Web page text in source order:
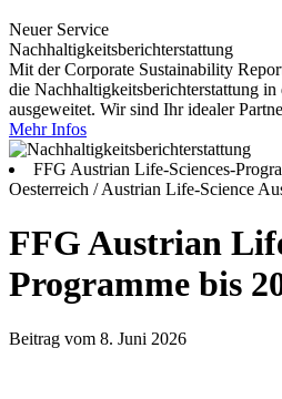
Neuer Service
Nachhaltigkeitsberichterstattung
Mit der Corporate Sustainability
die Nachhaltigkeitsberichterstattung
ausgeweitet. Wir sind Ihr idealer
Mehr Infos
FFG Austrian Life-Sciences-
Oesterreich / Austrian Life-Science
FFG Austrian
Programme bis
Beitrag vom 8. Juni 2026